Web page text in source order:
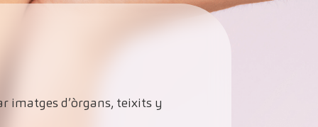
imatges d’òrgans, teixits y